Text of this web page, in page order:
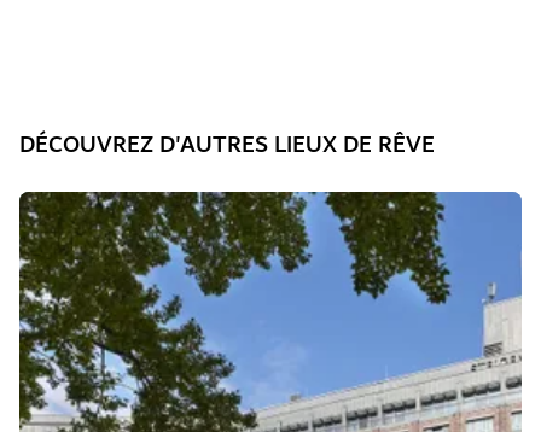
DÉCOUVREZ D'AUTRES LIEUX DE RÊVE
Diapositive 1 de 5